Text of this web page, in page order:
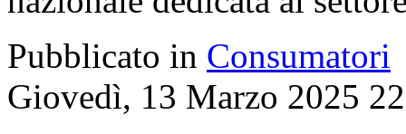
Pubblicato in Consumatori
Giovedì, 13 Marzo 2025